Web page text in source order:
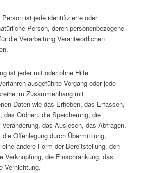
ist jede identifizierte oder
Person, deren personenbezogene
die Verarbeitung Verantwortlichen
ist jeder mit oder ohne Hilfe
ausgeführte Vorgang oder jede
im Zusammenhang mit
Daten wie das Erheben, das Erfassen,
das Ordnen, die Speicherung, die
das Auslesen, das Abfragen,
die Offenlegung durch Übermittlung,
eine andere Form der Bereitstellung, den
Verknüpfung, die Einschränkung, das
Vernichtung.